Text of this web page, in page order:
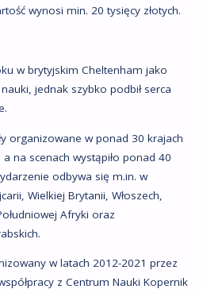
wynosi min. 20 tysięcy złotych.
w brytyjskim Cheltenham jako
jednak szybko podbił serca
organizowane w ponad 30 krajach
na scenach wystąpiło ponad 40
odbywa się m.in. w
Wielkiej Brytanii, Włoszech,
Afryki oraz
w latach 2012-2021 przez
z Centrum Nauki Kopernik